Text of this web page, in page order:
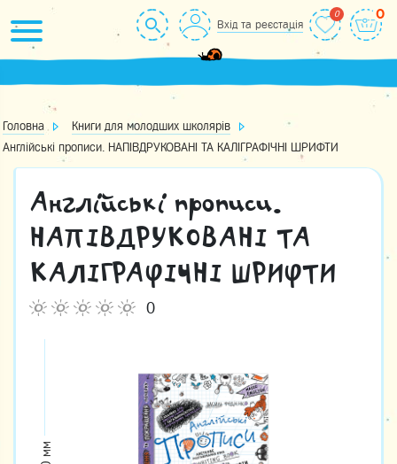
to
content
Вхід та реєстація
0
Головна
Книги для молодших школярів
Англійські прописи. НАПІВДРУКОВАНІ ТА КАЛІГРАФІЧНІ ШРИФТИ
Англійські прописи.
НАПІВДРУКОВАНІ ТА
КАЛІГРАФІЧНІ ШРИФТИ
0